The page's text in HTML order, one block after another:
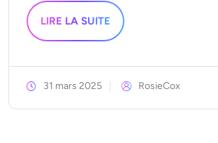
LIRE LA SUITE
31 mars 2025 RosieCox